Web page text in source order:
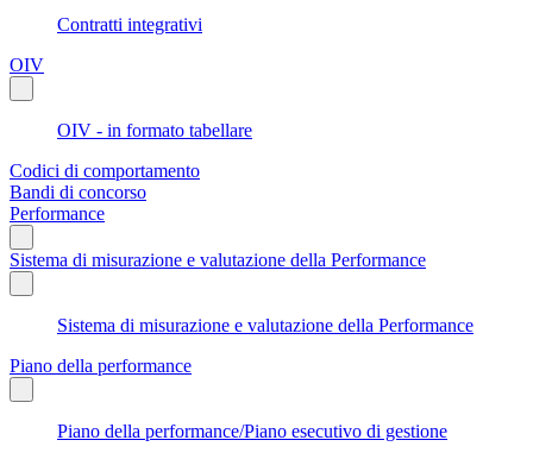
Contratti integrativi
OIV
OIV - in formato tabellare
Codici di comportamento
Bandi di concorso
Performance
Sistema di misurazione e valutazione della Performance
Sistema di misurazione e valutazione della Performance
Piano della performance
Piano della performance/Piano esecutivo di gestione